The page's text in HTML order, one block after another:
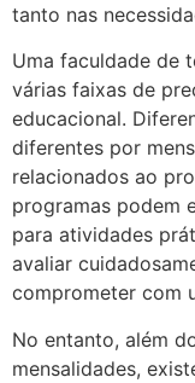
tanto nas
Uma faculdade de
várias faixas de
educacional.
diferentes por
relacionados ao
programas podem
para atividades
avaliar
comprometer com
No entanto, além
mensalidades,